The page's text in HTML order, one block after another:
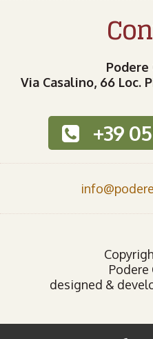
Podere
Via Casalino, 66 Loc.
+39
Podere
designed &